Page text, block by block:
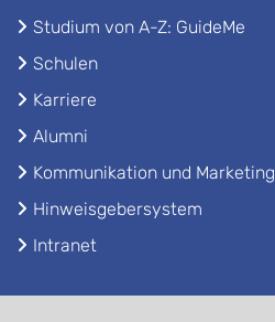
Studium von A-Z: GuideMe
Schulen
Karriere
Alumni
Kommunikation und Marketing
Hinweisgebersystem
Intranet